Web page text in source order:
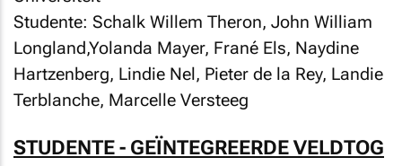
Studente: Schalk Willem Theron, John William
Longland,Yolanda Mayer, Frané Els, Naydine
Hartzenberg, Lindie Nel, Pieter de la Rey, Landie
Terblanche, Marcelle Versteeg
STUDENTE - GEÏNTEGREERDE VELDTOG